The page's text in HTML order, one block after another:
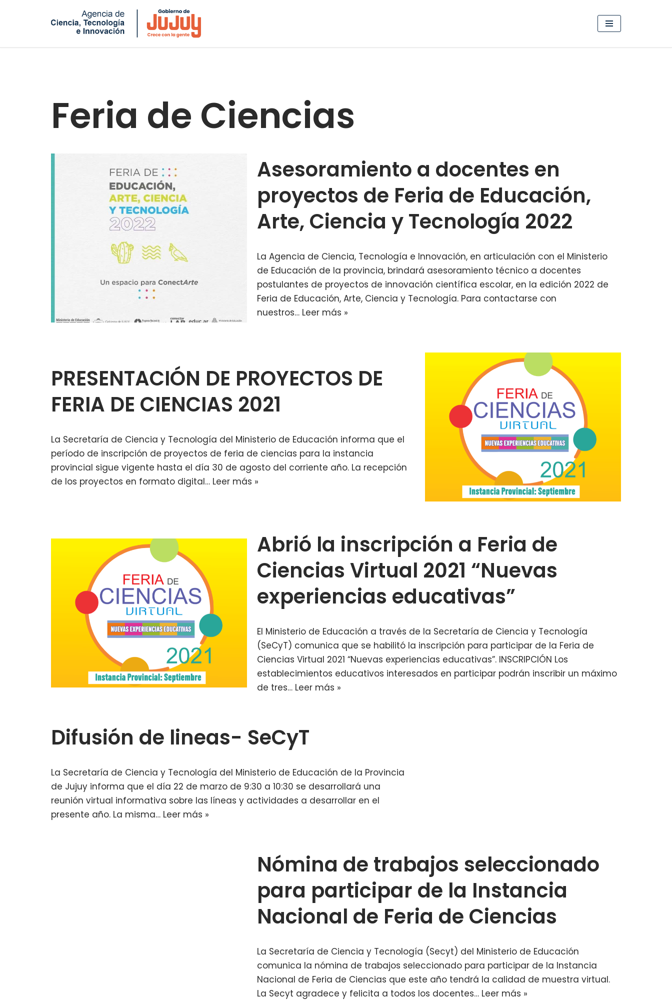
Feria de Ciencias
Asesoramiento a docentes en
proyectos de Feria de Educación,
Arte, Ciencia y Tecnología 2022
La Agencia de Ciencia, Tecnología e Innovación, en articulación con el Ministerio
de Educación de la provincia, brindará asesoramiento técnico a docentes
postulantes de proyectos de innovación científica escolar, en la edición 2022 de
Feria de Educación, Arte, Ciencia y Tecnología. Para contactarse con
nuestros… Leer más »
PRESENTACIÓN DE PROYECTOS DE
FERIA DE CIENCIAS 2021
La Secretaría de Ciencia y Tecnología del Ministerio de Educación informa que el
período de inscripción de proyectos de feria de ciencias para la instancia
provincial sigue vigente hasta el día 30 de agosto del corriente año. La recepción
de los proyectos en formato digital… Leer más »
Abrió la inscripción a Feria de
Ciencias Virtual 2021 “Nuevas
experiencias educativas”
El Ministerio de Educación a través de la Secretaría de Ciencia y Tecnología
(SeCyT) comunica que se habilitó la inscripción para participar de la Feria de
Ciencias Virtual 2021 “Nuevas experiencias educativas”. INSCRIPCIÓN Los
establecimientos educativos interesados en participar podrán inscribir un máximo
de tres… Leer más »
Difusión de lineas- SeCyT
La Secretaría de Ciencia y Tecnología del Ministerio de Educación de la Provincia
de Jujuy informa que el día 22 de marzo de 9:30 a 10:30 se desarrollará una
reunión virtual informativa sobre las líneas y actividades a desarrollar en el
presente año. La misma… Leer más »
Nómina de trabajos seleccionado
para participar de la Instancia
Nacional de Feria de Ciencias
La Secretaría de Ciencia y Tecnología (Secyt) del Ministerio de Educación
comunica la nómina de trabajos seleccionado para participar de la Instancia
Nacional de Feria de Ciencias que este año tendrá la calidad de muestra virtual.
La Secyt agradece y felicita a todos los docentes… Leer más »